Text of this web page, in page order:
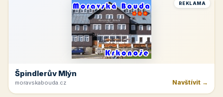
REKLAMA
Špindlerův Mlýn
moravskabouda.cz Navštívit →